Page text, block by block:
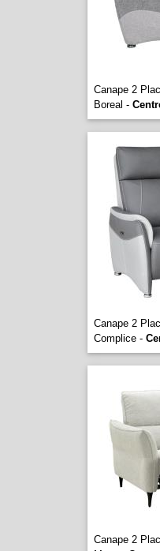
Canape 2
Boreal -
Canape 2
Complice -
Canape 2